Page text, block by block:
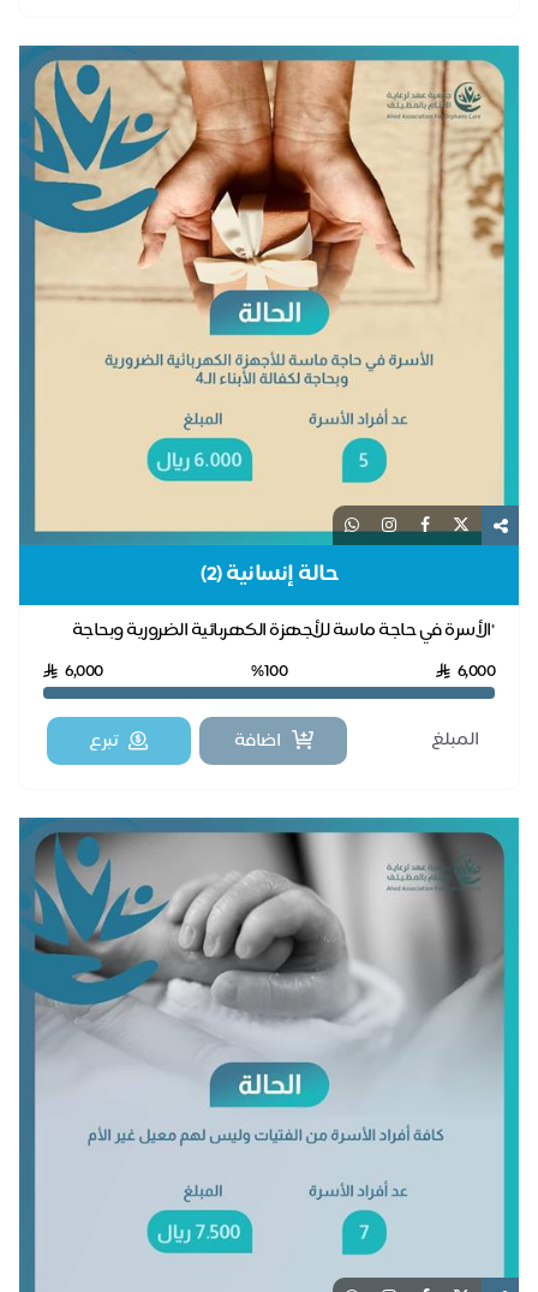
حالة إنسانية (2)
"الأسرة في حاجة ماسة للأجهزة الكهربائية الضرورية وبحاجة
لكفالة الأبناء الـ4 "
6,000
%100
6,000
اضافة تبرع